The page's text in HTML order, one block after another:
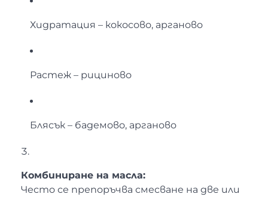
Хидратация – кокосово, арганово
Растеж – рициново
Блясък – бадемово, арганово
Комбиниране на масла:
Често се препоръчва смесване на две или